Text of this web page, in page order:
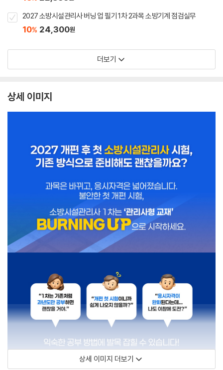
2027 소방시설관리사 버닝 업 필기 1차 2과목 소방기계 점검실무
10% 24,300원
더보기
상세 이미지
상세 이미지 더보기